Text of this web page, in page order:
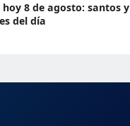
8 de agosto: santos y
del día